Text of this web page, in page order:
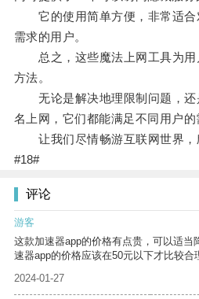
它的使用简单方便，非常适合
需求的用户。
总之，这些魔法上网工具为用
方法。
无论是解决地理限制问题，还
名上网，它们都能满足不同用户的
让我们尽情畅游互联网世界，
#18#
评论
游客
这款加速器app的价格有点贵，可以适当
速器app的价格应该在50元以下才比较合
2024-01-27